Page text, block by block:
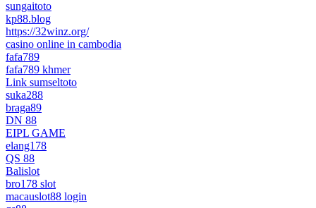
sungaitoto
kp88.blog
https://32winz.org/
casino online in cambodia
fafa789
fafa789 khmer
Link sumseltoto
suka288
braga89
DN 88
EIPL GAME
elang178
QS 88
Balislot
bro178 slot
macauslot88 login